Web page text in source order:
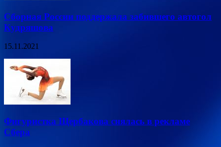
Сборная России поддержала забившего автогол
Кудряшова
15.11.2021
Фигуристка Щербакова снялась в рекламе
Сбера